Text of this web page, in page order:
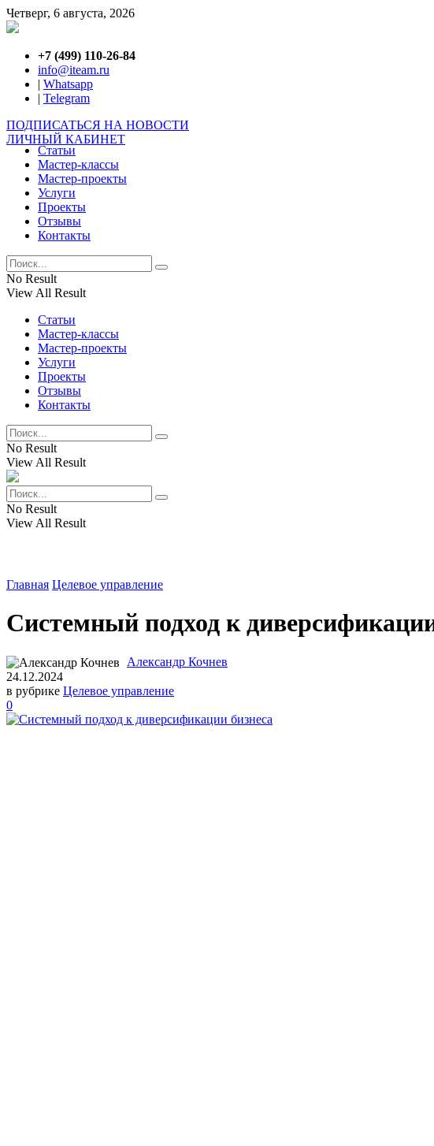
Четверг, 6 августа, 2026
+7 (499) 110-26-84
info@iteam.ru
| Whatsapp
| Telegram
ПОДПИСАТЬСЯ НА НОВОСТИ
ЛИЧНЫЙ КАБИНЕТ
Статьи
Мастер-классы
Мастер-проекты
Услуги
Проекты
Отзывы
Контакты
No Result
View All Result
Статьи
Мастер-классы
Мастер-проекты
Услуги
Проекты
Отзывы
Контакты
No Result
View All Result
No Result
View All Result
Главная Целевое управление
Системный подход к
Александр Кочнев
24.12.2024
в рубрике Целевое управление
0